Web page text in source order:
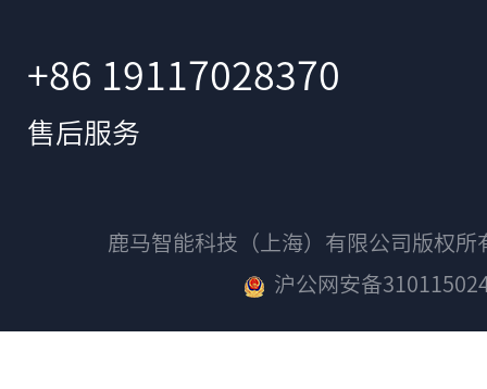
+86 19117028370
售后服务
鹿马智能科技（上海）有限公司版权
沪公网安备